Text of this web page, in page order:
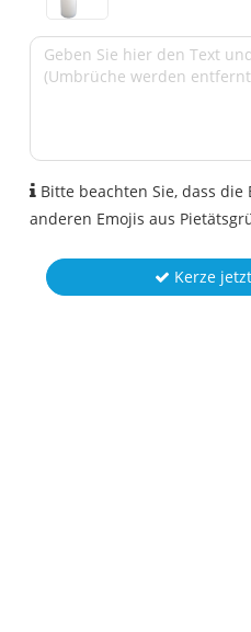
Bitte beachten Sie, dass die
anderen Emojis aus
Kerze